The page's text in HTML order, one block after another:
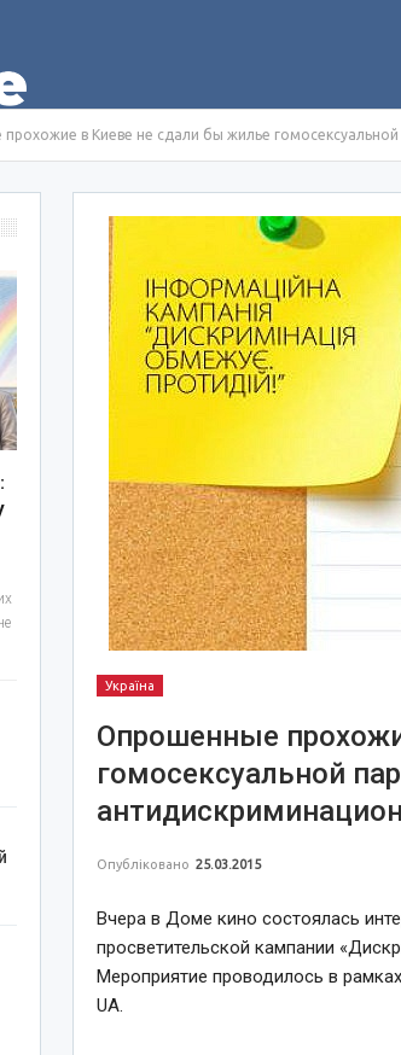
в Киеве не сдали бы жилье
Україна
Опрошенные
гомосексуальной
Опубліковано 25.03.2015
Вчера в Доме кино состоялась
просветительской кампании
Мероприятие проводилось в
UA.